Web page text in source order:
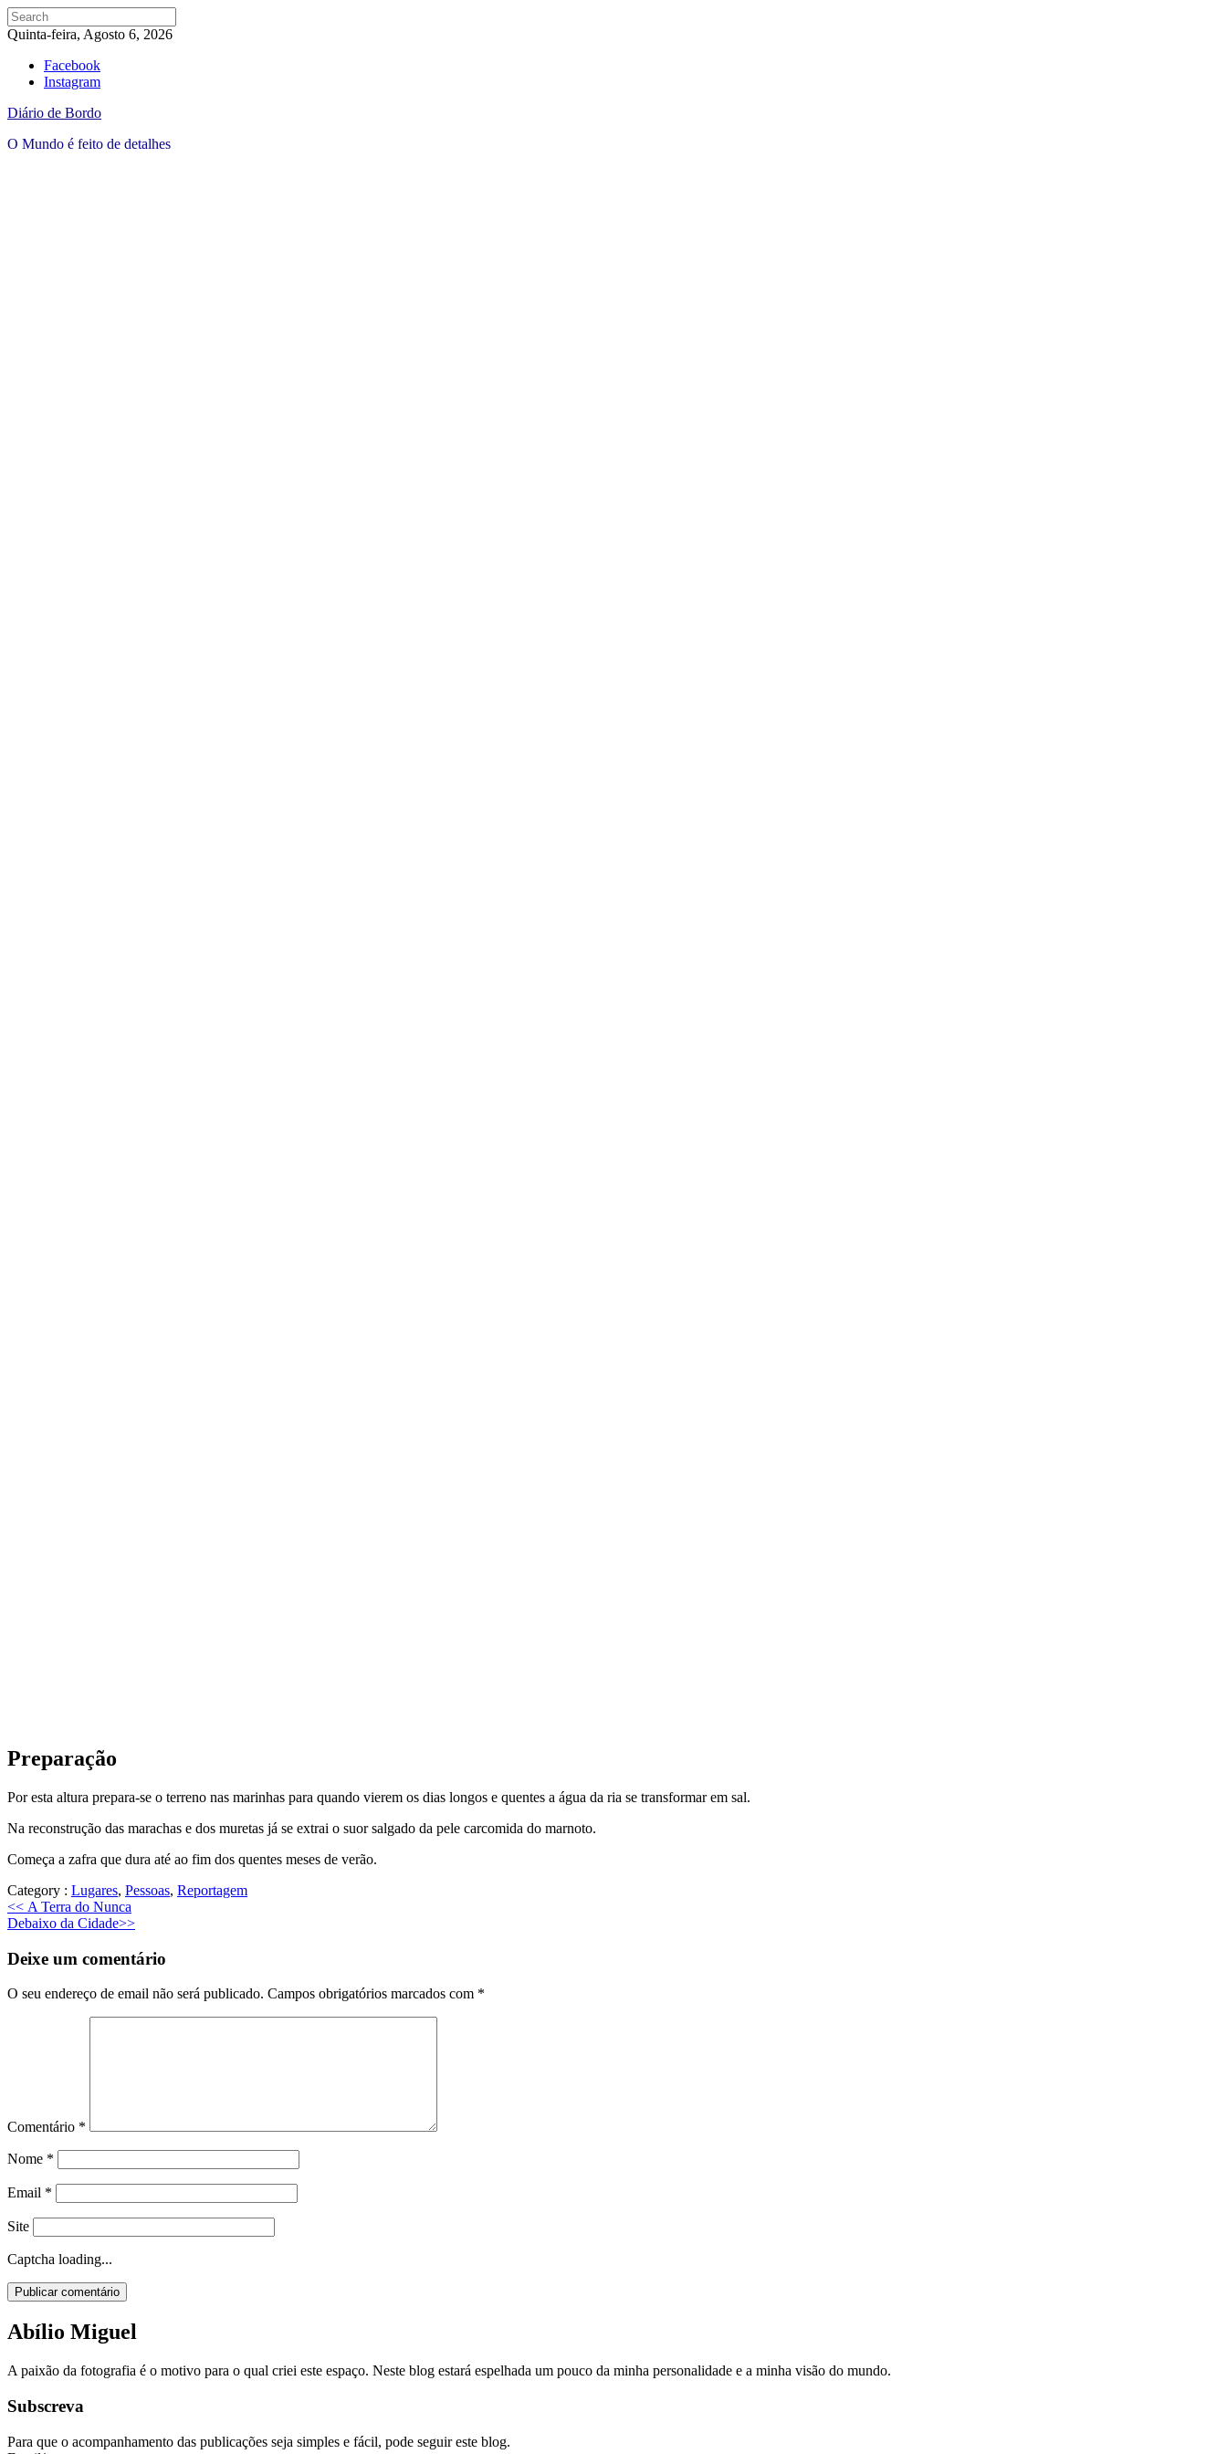
Quinta-feira, Agosto 6, 2026
Facebook
Instagram
Diário de Bordo
O Mundo é feito de detalhes
Preparação
Por esta altura prepara-se o terreno nas marinhas para quando vierem os dias longos e quentes a água da ria se transformar em sal.
Na reconstrução das marachas e dos muretas já se extrai o suor salgado da pele carcomida do marnoto.
Começa a zafra que dura até ao fim dos quentes meses de verão.
Category : Lugares, Pessoas, Reportagem
<< Previous
post:
A Terra do Nunca
Next
Debaixo da Cidade>>
Deixe um comentário
O seu endereço de email não será publicado. Campos obrigatórios marcados com *
Comentário *
Nome *
Email *
Site
Captcha loading...
Abílio Miguel
A paixão da fotografia é o motivo para o qual criei este espaço. Neste blog estará espelhada um pouco da minha personalidade e a minha visão do mundo.
Subscreva
Para que o acompanhamento das publicações seja simples e fácil, pode seguir este blog.